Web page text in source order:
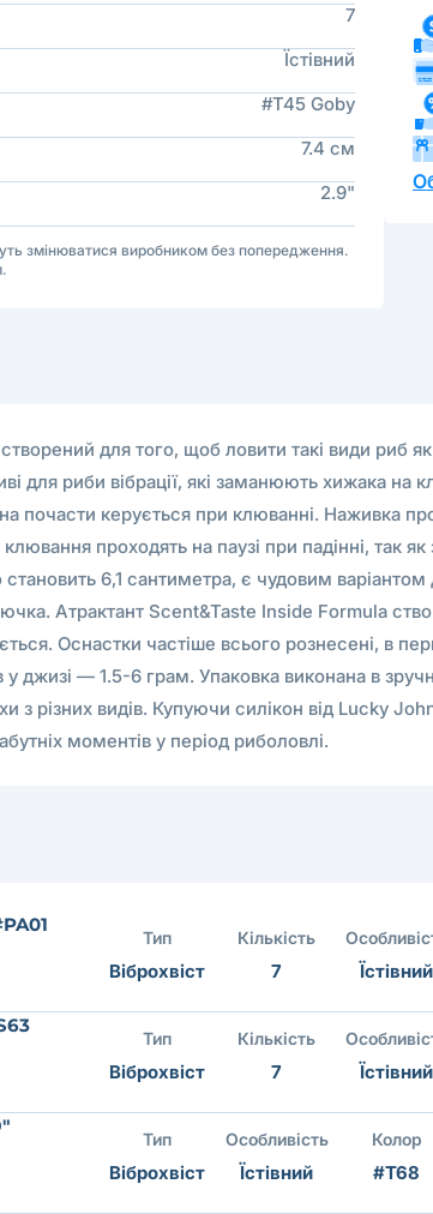
7
Їстівний
#T45 Goby
7.4 см
2.9"
змінюватися виробником без попередження.
для того, щоб ловити такі види риб як
для риби вібрації, які заманюють хижака на
почасти керується при клюванні. Наживка
проходять на паузі при падінні, так як
6,1 сантиметра, є чудовим варіантом
Атрактант Scent&Taste Inside Formula
Оснастки частіше всього рознесені, в
у джизі — 1.5-6 грам. Упаковка виконана в
з різних видів. Купуючи силікон від Lucky
моментів у період риболовлі.
Тип
Віброхвіст
Кількість
7 Їстівний
Тип
Віброхвіст
Кількість
7 Їстівний
Тип
Віброхвіст
Особливість
Їстівний
Колор
#T68